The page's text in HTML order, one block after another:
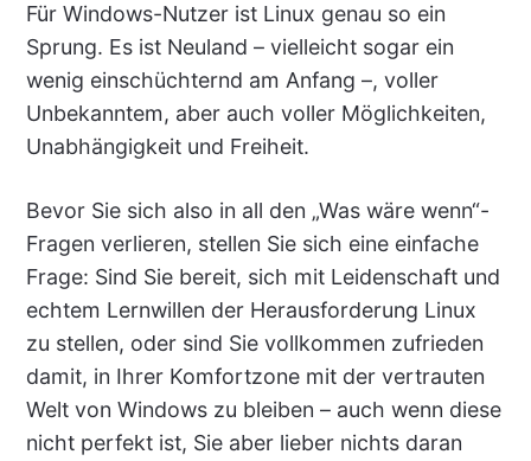
Für Windows-Nutzer ist Linux genau so ein
Sprung. Es ist Neuland – vielleicht sogar ein
wenig einschüchternd am Anfang –, voller
Unbekanntem, aber auch voller Möglichkeiten,
Unabhängigkeit und Freiheit.
Bevor Sie sich also in all den „Was wäre wenn“-
Fragen verlieren, stellen Sie sich eine einfache
Frage: Sind Sie bereit, sich mit Leidenschaft und
echtem Lernwillen der Herausforderung Linux
zu stellen, oder sind Sie vollkommen zufrieden
damit, in Ihrer Komfortzone mit der vertrauten
Welt von Windows zu bleiben – auch wenn diese
nicht perfekt ist, Sie aber lieber nichts daran